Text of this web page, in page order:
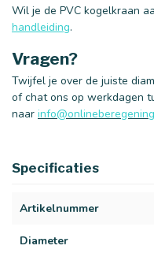
Wil je de PVC kogelkraan
handleiding.
Vragen?
Twijfel je over de juiste
of chat ons op werkdagen
naar
Specificaties
Artikelnummer
Diameter